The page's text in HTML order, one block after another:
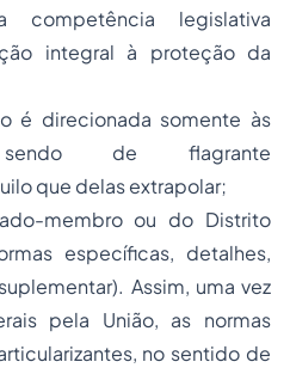
competência legislativa
integral à proteção da
é direcionada somente às
de flagrante
que delas extrapolar;
membro ou do Distrito
específicas, detalhes,
). Assim, uma vez
pela União, as normas
no sentido de